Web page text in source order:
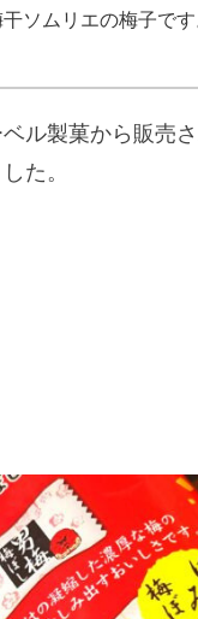
ソムリエの梅子です
ル製菓から販売
た。